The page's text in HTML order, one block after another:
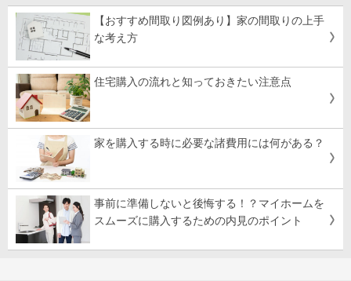
【おすすめ間取り図例あり】家の間取りの上手
な考え方
住宅購入の流れと知っておきたい注意点
家を購入する時に必要な諸費用には何がある？
事前に準備しないと後悔する！？マイホームを
スムーズに購入するための内見のポイント